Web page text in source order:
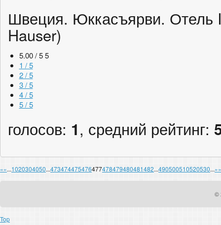
Швеция. Юккасъярви. Отель
Hauser)
5.00 / 5 5
1 / 5
2 / 5
3 / 5
4 / 5
5 / 5
голосов: 1, средний рейтинг:
««...1020304050...473474475476477478479480481482...490500510520530...»»
©
Top